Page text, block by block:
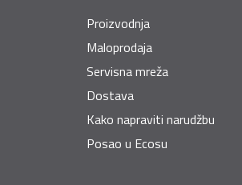
Proizvodnja
Maloprodaja
Servisna mreža
Dostava
Kako napraviti narudžbu
Posao u Ecosu